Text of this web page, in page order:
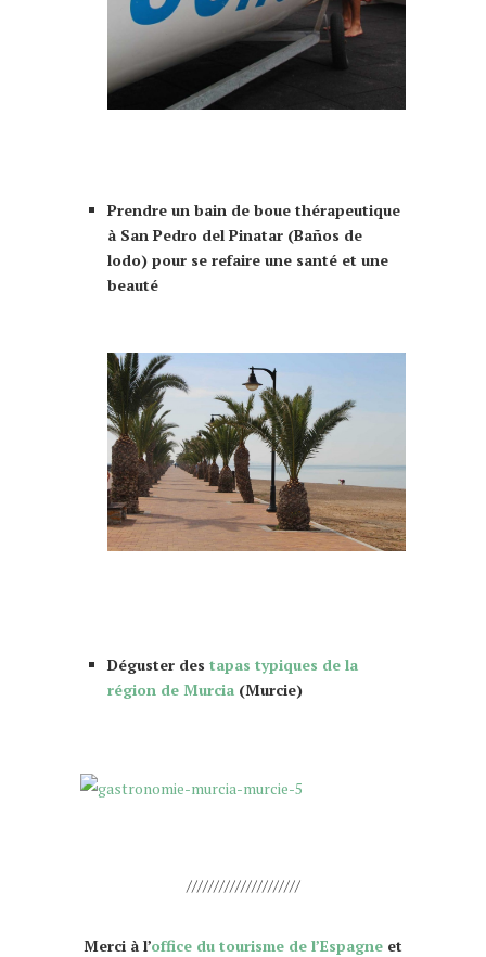
Prendre un bain de boue thérapeutique
à San Pedro del Pinatar (Baños de
lodo) pour se refaire une santé et une
beauté
Déguster des tapas typiques de la
région de Murcia (Murcie)
/////////////////////
Merci à l’office du tourisme de l’Espagne et